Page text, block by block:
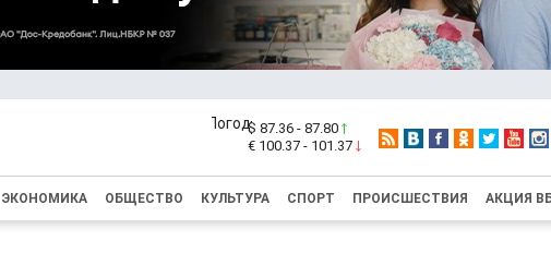
$ 87.36 - 87.80
€ 100.37 - 101.37
ЭКОНОМИКА ОБЩЕСТВО КУЛЬТУРА СПОРТ ПРОИСШЕСТВИЯ АКЦИЯ